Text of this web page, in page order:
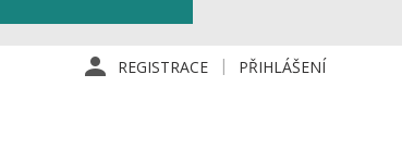
REGISTRACE PŘIHLÁŠENÍ